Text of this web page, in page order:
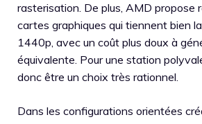
rasterisation. De plus, AMD propose
cartes graphiques qui tiennent bien
1440p, avec un coût plus doux à
équivalente. Pour une station
donc être un choix très rationnel.
Dans les configurations orientées